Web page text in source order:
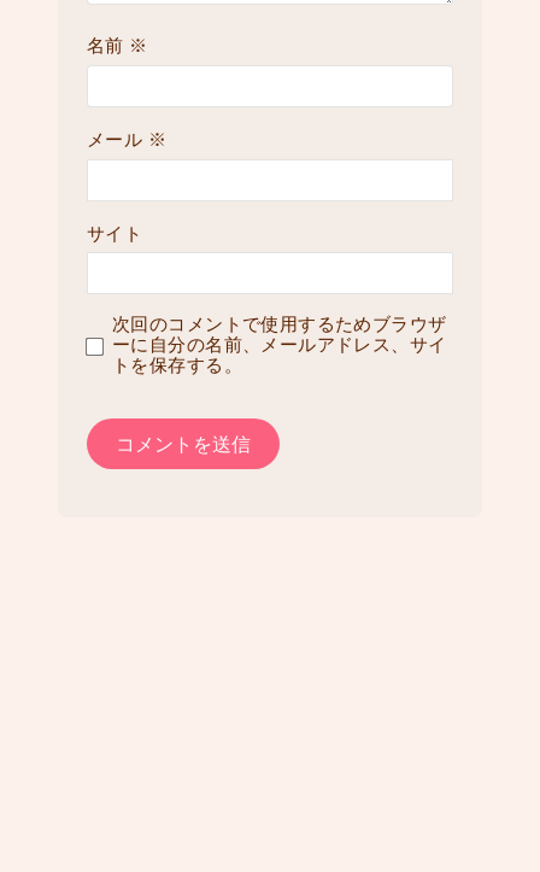
名前 ※
メール ※
サイト
次回のコメントで使用するためブラウザ
ーに自分の名前、メールアドレス、サイ
トを保存する。